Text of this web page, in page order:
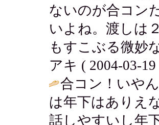
ないのが合コン
いよね。渡しは
もすこぶる微妙
アキ ( 2004-03-19
合コン！いや
は年下はありえ
話しやすいし年